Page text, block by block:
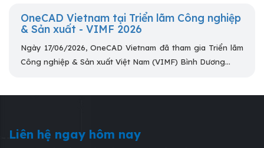
OneCAD Vietnam tại Triển lãm Công nghiệp
& Sản xuất - VIMF 2026
Ngày 17/06/2026, OneCAD Vietnam đã tham gia Triển lãm
Công nghiệp & Sản xuất Việt Nam (VIMF) Bình Dương...
Liên hệ ngay hôm nay